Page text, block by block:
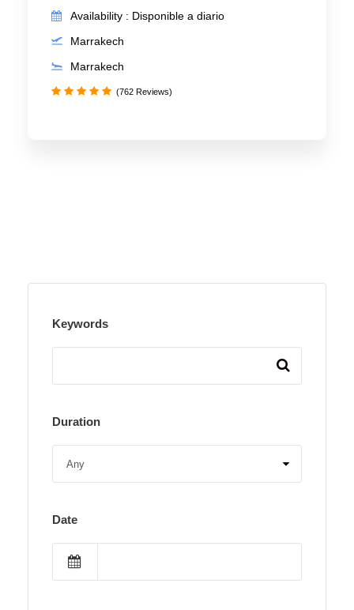
Availability : Disponible a diario
Marrakech
Marrakech
(762 Reviews)
Keywords
Duration
Date